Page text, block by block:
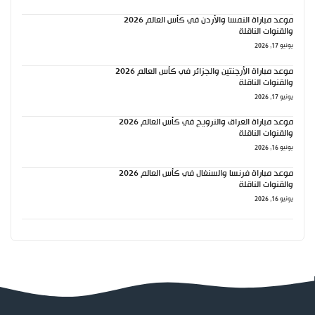
موعد مباراة النمسا والأردن في كأس العالم 2026
والقنوات الناقلة
يونيو 17, 2026
موعد مباراة الأرجنتين والجزائر في كأس العالم 2026
والقنوات الناقلة
يونيو 17, 2026
موعد مباراة العراق والنرويج في كأس العالم 2026
والقنوات الناقلة
يونيو 16, 2026
موعد مباراة فرنسا والسنغال في كأس العالم 2026
والقنوات الناقلة
يونيو 16, 2026